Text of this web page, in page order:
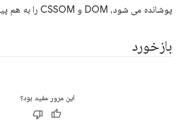
پوشانده می شود، DOM و CSSOM را به هم پیوند می دهد.
بازخورد
این مرور مفید بود؟